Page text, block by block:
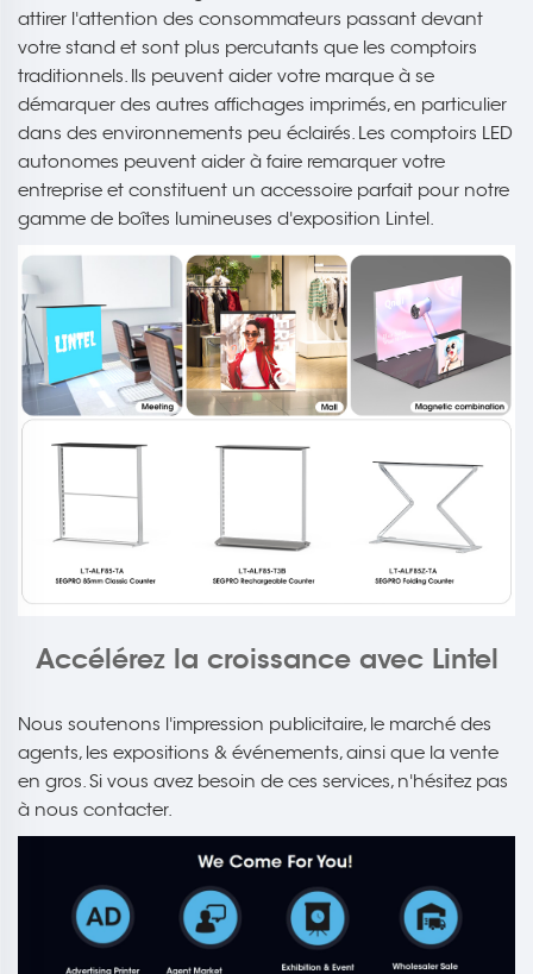
attirer l'attention des consommateurs passant devant
votre stand et sont plus percutants que les comptoirs
traditionnels. Ils peuvent aider votre marque à se
démarquer des autres affichages imprimés, en particulier
dans des environnements peu éclairés. Les comptoirs LED
autonomes peuvent aider à faire remarquer votre
entreprise et constituent un accessoire parfait pour notre
gamme de boîtes lumineuses d'exposition Lintel.
Accélérez la croissance avec Lintel
Nous soutenons l'impression publicitaire, le marché des
agents, les expositions & événements, ainsi que la vente
en gros. Si vous avez besoin de ces services, n'hésitez pas
à nous contacter.